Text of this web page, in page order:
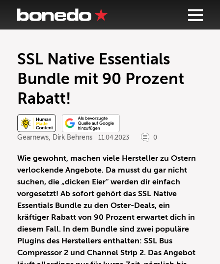
SSL Native Essentials
Bundle mit 90 Prozent
Rabatt!
Gearnews, Dirk Behrens 11.04.2023 0
Wie gewohnt, machen viele Hersteller zu Ostern
verlockende Angebote. Da musst du gar nicht
suchen, die „dicken Eier“ werden dir einfach
vorgesetzt! Ab sofort gehört das SSL Native
Essentials Bundle zu den Oster-Deals, ein
kräftiger Rabatt von 90 Prozent erwartet dich in
diesem Fall. In dem Bundle sind zwei populäre
Plugins des Herstellers enthalten: SSL Bus
Compressor 2 und Channel Strip 2. Das Angebot